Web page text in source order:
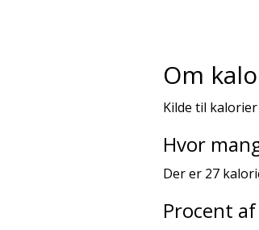
Om
Kilde til
Hvor
Der er 27
Procent